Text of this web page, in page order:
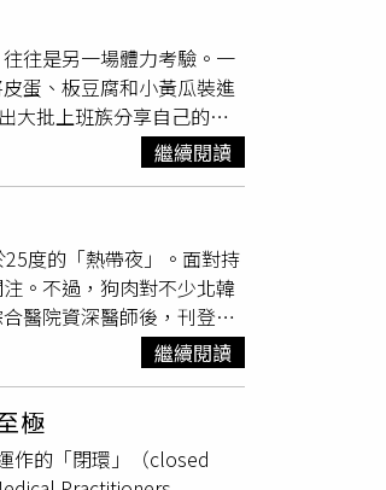
，因此剛剛入秋養好脾胃
，但是立秋後要適當減
多吃酸味的水果和蔬菜，
多食富含膳食纖維的食
秋季，由於氣候宜人，往
不能放縱食欲，大吃大
於潤燥，許多慢性呼吸系
收率會逐漸增高，但像羊
利於健康。太多的肉類等
後。9.藥補不如食補“多吃
以多喝雪梨銀耳湯來滋陰
太多小心變成毒藥。藥物
年人，不但各臟器功能均
同的需求。因此，根據不
大，別忘早晚添加衣服。
站，趁機偷走民眾錢包，
據悉，周男行事作風相當
男每一次得手都會進入附
月下手得逞後，旋即收手
，同時大量購買日常生活
團配合TX-NFC中繼攻擊系
）周男第一次遭捕後，警
的直接證據，檢察官訊後
往周男的下榻處查訪，卻
沒，最終持拘票於台中一
否有順利離境方式，所幸
二次被捕後，遭檢察官聲
竊盜、偽造準文書、詐欺
往是另一場體力考驗。一
蛋、板豆腐和小黃瓜裝進
大批上班族分享自己的
，因此仍堅持自己帶便
甚至只剩皮蛋、板豆腐及
午餐照片「比慘」。有人
，撒點胡椒粉就直接開
都是菜湯，光看賣相就讓
馬克杯加熱後再食用，各
這樣」、「至少還願意自
飯只是補充體力，能撐過
沒便當吃了」。不少網友
得飽又能減少外食開銷，
繼續閱讀
度的「熱帶夜」。面對持
。不過，狗肉對不少北韓
醫院資深醫師後，刊登一
功能亢進等慢性疾病惡
魚粥，以維持體力、對抗
能負擔。這波熱浪不僅影
統李在明已要求相關部門
繼續閱讀
極
作的「閉環」（closed